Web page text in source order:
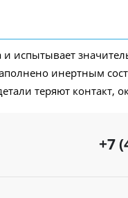
испытывает
инертным
теряют контакт,
+7